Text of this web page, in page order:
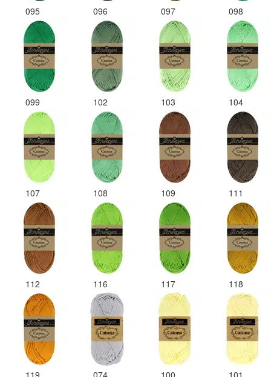
095 096 097 098
099 102 103 104
107 108 109 111
112 116 117 118
119 074 100 101